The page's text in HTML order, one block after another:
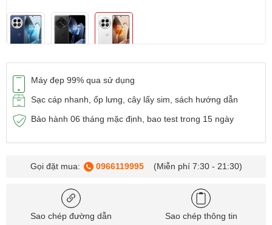
Máy đẹp 99% qua sử dụng
Sạc cáp nhanh, ốp lưng, cây lấy sim, sách hướng dẫn
Bảo hành 06 tháng mặc định, bao test trong 15 ngày
Gọi đặt mua: 0966119995 (Miễn phí 7:30 - 21:30)
Sao chép đường dẫn Sao chép thông tin